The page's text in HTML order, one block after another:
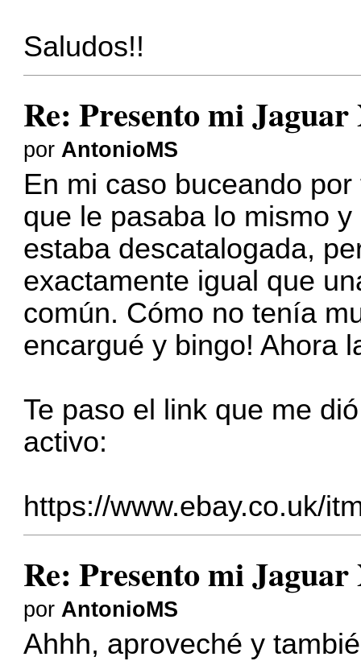
Saludos!!
Re: Presento mi Jaguar
porAntonioMS
En mi caso buceando
que le pasaba lo mismo
estaba descatalogada,
exactamente igual que
común. Cómo no tenía
encargué y bingo! Ahora
Te paso el link que me
activo:
https://www.ebay.co.uk/
Re: Presento mi Jaguar
porAntonioMS
Ahhh, aproveché y